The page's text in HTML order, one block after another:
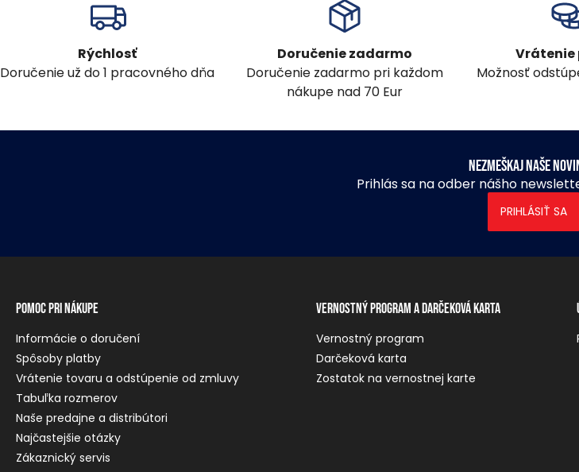
Rýchlosť
Doručenie už do 1 pracovného dňa
Doručenie zadarmo
Doručenie zadarmo pri každom
nákupe nad 70 Eur
Vrátenie
Možnosť
Nezmeškaj naše
Prihlás sa na odber nášho
PRIHLÁSIŤ SA
Pomoc pri nákupe
Informácie o doručení
Spôsoby platby
Vrátenie tovaru a odstúpenie od zmluvy
Tabuľka rozmerov
Naše predajne a distribútori
Najčastejšie otázky
Zákaznický servis
Vernostný program a darčeková karta
Vernostný program
Darčeková karta
Zostatok na vernostnej karte